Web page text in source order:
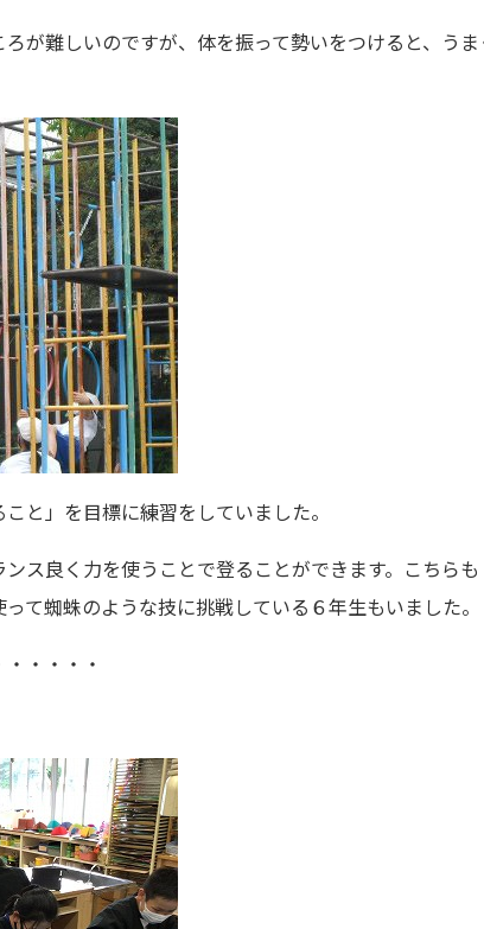
が難しいのですが、体を振って勢いをつけると、う
と」を目標に練習をしていました。
ス良く力を使うことで登ることができます。こちらも
て蜘蛛のような技に挑戦している６年生もいました。
・・・・